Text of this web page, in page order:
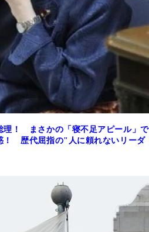
理！ まさかの「寝不足アピール」で
！ 歴代屈指の"人に頼れないリーダ